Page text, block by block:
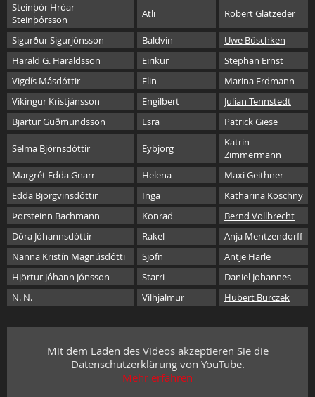
Steinþór Hróar
Steinþórsson
Atli Robert Glatzeder
Sigurður Sigurjónsson Baldvin
Uwe Büschken
Harald G. Haraldsson
Eirikur
Stephan Ernst
Vigdís Másdóttir
Elin
Marina Erdmann
Vikingur Kristjánsson
Engilbert
Julian Tennstedt
Bjartur Guðmundsson
Esra Patrick Giese
Selma Björnsdóttir Eybjorg
Katrin
Zimmermann
Margrét Edda Gnarr
Helena
Maxi Geithner
Edda Björgvinsdóttir
Inga
Katharina Koschny
Þorsteinn Bachmann
Konrad
Bernd Vollbrecht
Dóra Jóhannsdóttir
Rakel
Anja Mentzendorff
Nanna Kristín Magnúsdótti
Sjöfn
Antje Härle
Hjörtur Jóhann Jónsson
Starri
Daniel Johannes
N. N.
Vilhjalmur Hubert Burczek
Mit dem Laden des Videos akzeptieren Sie die
Datenschutzerklärung von YouTube.
Mehr erfahren